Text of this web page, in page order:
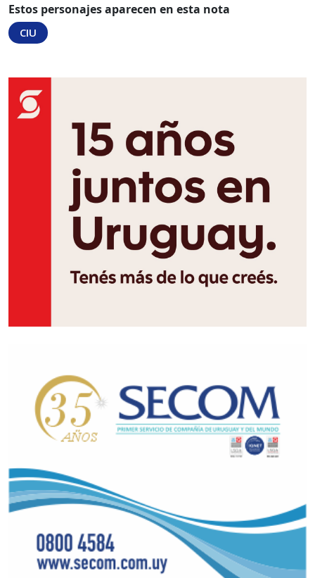
Estos personajes aparecen en esta nota
CIU